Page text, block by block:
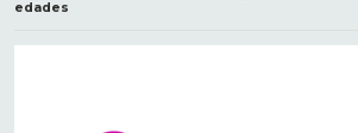
edades